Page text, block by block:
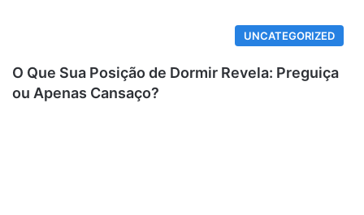
UNCATEGORIZED
O Que Sua Posição de Dormir Revela: Preguiça
ou Apenas Cansaço?